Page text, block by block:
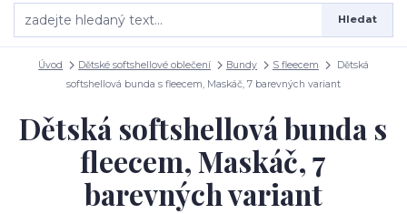
Hledat
Úvod Dětské softshellové oblečení Bundy S fleecem
Dětská
softshellová bunda s fleecem, Maskáč, 7 barevných variant
Dětská softshellová bunda s
fleecem, Maskáč, 7
barevných variant